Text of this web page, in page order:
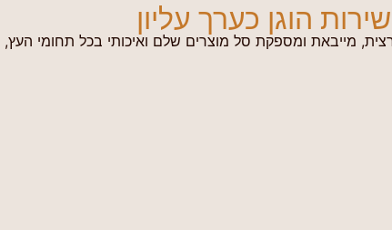
הוגן כערך עליון
מייבאת ומספקת סל מוצרים שלם ואיכותי בכל תחומי העץ,